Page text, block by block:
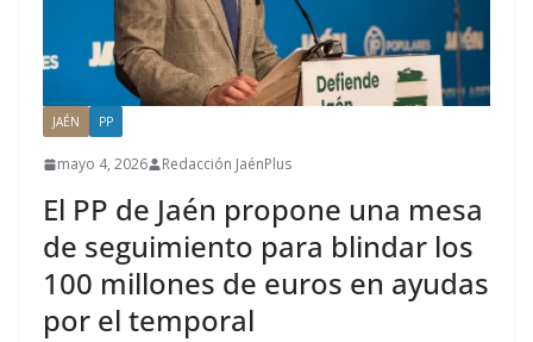
JAÉN PP
mayo 4, 2026 Redacción JaénPlus
El PP de Jaén propone una mesa
de seguimiento para blindar los
100 millones de euros en ayudas
por el temporal